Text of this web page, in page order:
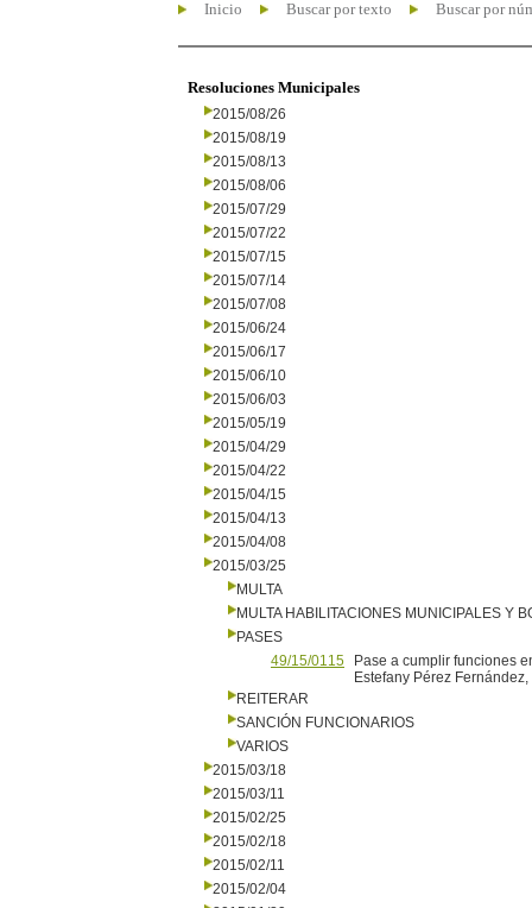
Inicio Buscar por texto Buscar por
Resoluciones Municipales
2015/08/26
2015/08/19
2015/08/13
2015/08/06
2015/07/29
2015/07/22
2015/07/15
2015/07/14
2015/07/08
2015/06/24
2015/06/17
2015/06/10
2015/06/03
2015/05/19
2015/04/29
2015/04/22
2015/04/15
2015/04/13
2015/04/08
2015/03/25
MULTA
MULTA HABILITACIONES MUNICIPALES Y
PASES
49/15/0115
Pase a cumplir funciones
Estefany Pérez
REITERAR
SANCIÓN FUNCIONARIOS
VARIOS
2015/03/18
2015/03/11
2015/02/25
2015/02/18
2015/02/11
2015/02/04